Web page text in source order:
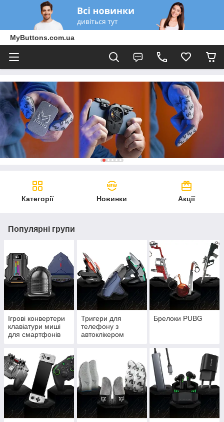
MyButtons.com.ua
Категорії Новинки Акції
Популярні групи
Ігрові конвертери
клавіатури миші
для смартфонів
Тригери для
телефону з
автоклікером
Брелоки PUBG